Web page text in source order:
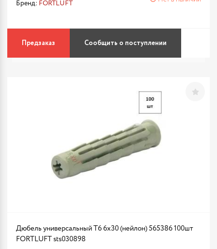
Бренд: FORTLUFT
Предзаказ Сообщить о поступлении
Дюбель универсальный Т6 6х30 (нейлон) 565386 100шт
FORTLUFT sts030898